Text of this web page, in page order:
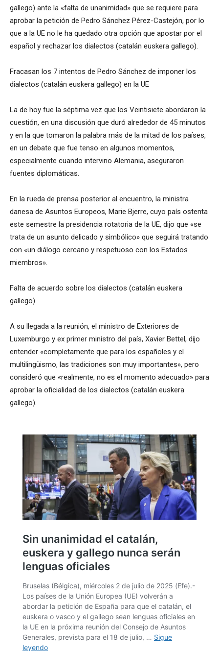
gallego) ante la «falta de unanimidad» que se requiere para
aprobar la petición de Pedro Sánchez Pérez-Castejón, por lo
que a la UE no le ha quedado otra opción que apostar por el
español y rechazar los dialectos (catalán euskera gallego).
Fracasan los 7 intentos de Pedro Sánchez de imponer los
dialectos (catalán euskera gallego) en la UE
La de hoy fue la séptima vez que los Veintisiete abordaron la
cuestión, en una discusión que duró alrededor de 45 minutos
y en la que tomaron la palabra más de la mitad de los países,
en un debate que fue tenso en algunos momentos,
especialmente cuando intervino Alemania, aseguraron
fuentes diplomáticas.
En la rueda de prensa posterior al encuentro, la ministra
danesa de Asuntos Europeos, Marie Bjerre, cuyo país ostenta
este semestre la presidencia rotatoria de la UE, dijo que «se
trata de un asunto delicado y simbólico» que seguirá tratando
con «un diálogo cercano y respetuoso con los Estados
miembros».
Falta de acuerdo sobre los dialectos (catalán euskera
gallego)
A su llegada a la reunión, el ministro de Exteriores de
Luxemburgo y ex primer ministro del país, Xavier Bettel, dijo
entender «completamente que para los españoles y el
multilingüismo, las tradiciones son muy importantes», pero
consideró que «realmente, no es el momento adecuado» para
aprobar la oficialidad de los dialectos (catalán euskera
gallego).